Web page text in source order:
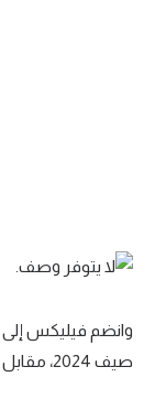
وانضم فيليكس إلى
صيف 2024، مقابل 49 مليون يورو.